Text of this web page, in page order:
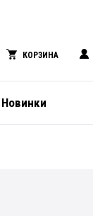
КОРЗИНА
Новинки